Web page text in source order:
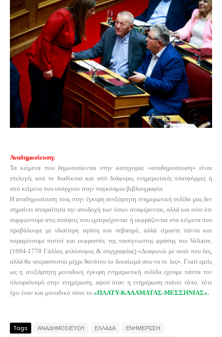
Αναδημοσίευση:
Τα κείμενα που δημοσιεύονται στην κατηγορία «αναδημοσίευση» είναι
επιλογές από το διαδίκτυο και από διάφορες ενημερωτικές πλατφόρμες ή
από κείμενα που υπάρχουν στην παγκόσμια βιβλιογραφία.
Η αναδημοσίευση τους στην έγκυρη ανεξάρτητη ενημερωτική σελίδα μας δεν
σημαίνει απαραίτητα την αποδοχή των όσων αναφέρονται, αλλά και ούτε ότι
συμφωνούμε στις απόψεις που εμπεριέχονται ή εκφράζονται στα κείμενα που
προβάλουμε με ιδιαίτερη αγάπη και σεβασμό, αλλά είμαστε πάντα και
παραμένουμε πιστοί και εκφραστές της πασίγνωστης φράσης του Voltaire
(1694-1778 Γάλλος φιλόσοφος & συγγραφέας) «Διαφωνώ με αυτό που λες,
αλλά θα υπερασπιστώ μέχρι θανάτου το δικαίωμά σου να το λες». Γιατί εμείς
ως η ανεξάρτητη μοναδική έγκυρη ενημερωτική σελίδα έχουμε πάντα τον
πλουραλισμό στην ενημέρωση, αφού όταν η ενημέρωση πιάνει τόπο, τότε
έχει έναν και μοναδικό τόπο το «ΠΛΑΤΥ-ΚΑΛΑΜΑΤΑΣ-ΜΕΣΣΗΝΙΑΣ».
Tags ΑΝΑΔΗΜΟΣΙΕΥΣΗ ΕΛΛΑΔΑ ΕΝΗΜΕΡΩΣΗ